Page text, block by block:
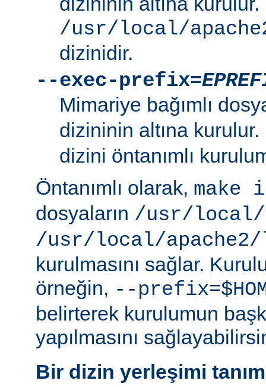
/usr/local/
dizinidir.
--exec-prefix=
Mimariye bağımlı
dizininin altına
dizini öntanımlı
Öntanımlı olarak, make
dosyaların /usr/local/
/usr/local/
kurulmasını sağlar.
örneğin, --
belirterek kurulumun
yapılmasını
Bir dizin yerleşimi